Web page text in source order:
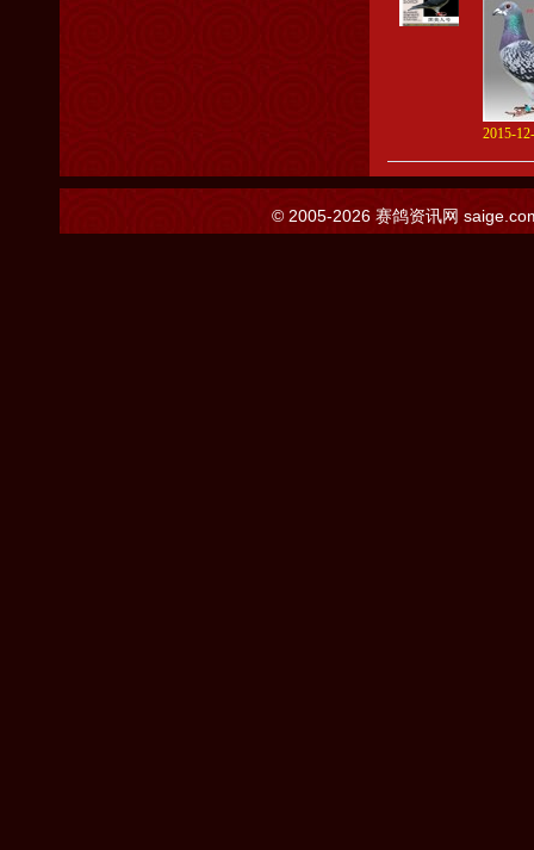
2015-
© 2005-2026 赛鸽资讯网